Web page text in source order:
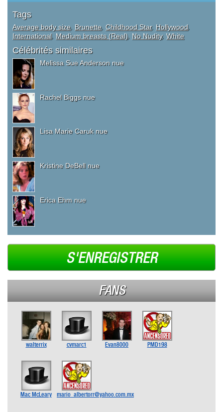
Tags
Average body size, Brunette, Childhood Star, Hollywood
International, Medium breasts (Real) No Nudity, White
Célébrités similaires
Melissa Sue Anderson nue
Rachel Biggs nue
Lisa Marie Caruk nue
Kristine DeBell nue
Erica Ehm nue
S'ENREGISTRER
FANS
walterrix cvmarc1 Evan8000 PMD198
Mac McLeary mario_albertorr@yahoo.com.mx